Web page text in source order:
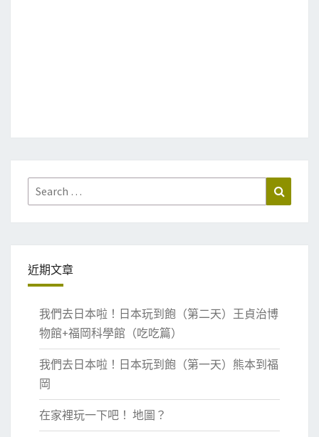
Search
for:
近期文章
我們去日本啦！日本玩到飽（第二天）王貞治博
物館+福岡科學館（吃吃篇）
我們去日本啦！日本玩到飽（第一天）熊本到福
岡
在家裡玩一下吧！ 地圖？